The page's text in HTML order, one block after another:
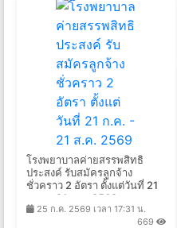
โรงพยาบาลค่ายสรรพสิทธิ
ประสงค์ รับสมัครลูกจ้าง
ชั่วคราว 2 อัตรา ตั้งแต่วันที่ 21
ก.ค. - 21 ส.ค. 2569
25 ก.ค. 2569 เวลา 17:31 น.
669